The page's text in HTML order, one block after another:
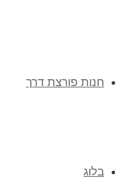
חנות פורצת דרך
בלוג